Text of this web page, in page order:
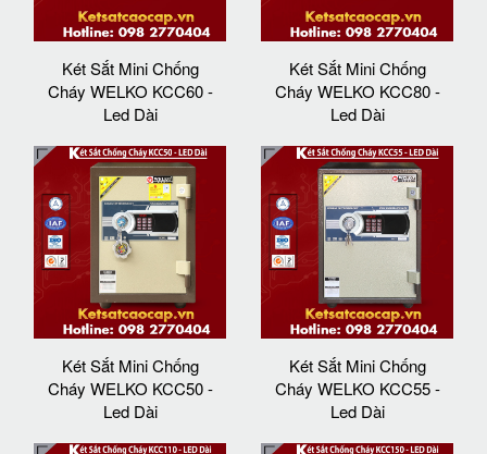
Két Sắt Mini Chống
Cháy WELKO KCC60 -
Led Dài
Két Sắt Mini Chống
Cháy WELKO KCC80 -
Led Dài
Két Sắt Mini Chống
Cháy WELKO KCC50 -
Led Dài
Két Sắt Mini Chống
Cháy WELKO KCC55 -
Led Dài